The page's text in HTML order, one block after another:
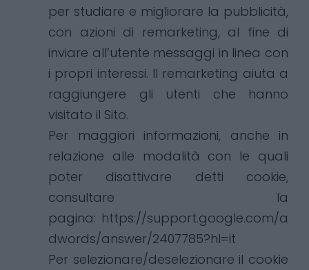
per studiare e migliorare la pubblicità,
con azioni di remarketing, al fine di
inviare all’utente messaggi in linea con
i propri interessi. Il remarketing aiuta a
raggiungere gli utenti che hanno
visitato il Sito.
Per maggiori informazioni, anche in
relazione alle modalità con le quali
poter disattivare detti cookie,
consultare la
pagina: https://support.google.com/a
dwords/answer/2407785?hl=it
Per selezionare/deselezionare il cookie